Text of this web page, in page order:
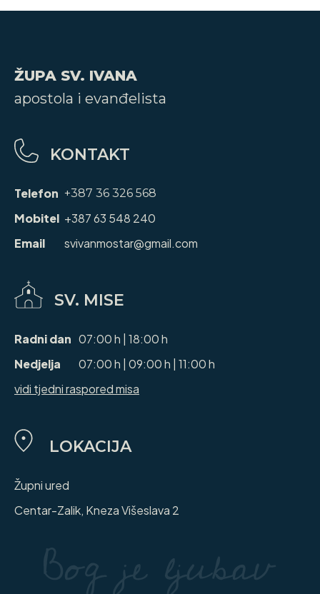
ŽUPA SV. IVANA
apostola i evanđelista
KONTAKT
Telefon +387 36 326 568
Mobitel +387 63 548 240
Email
svivanmostar@gmail.com
SV. MISE
Radni dan 07:00 h | 18:00 h
Nedjelja
07:00 h | 09:00 h | 11:00 h
vidi tjedni raspored misa
LOKACIJA
Župni ured
Centar-Zalik, Kneza Višeslava 2